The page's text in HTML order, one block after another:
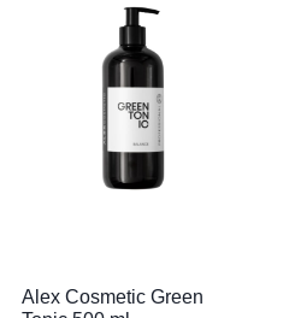
Alex Cosmetic Green